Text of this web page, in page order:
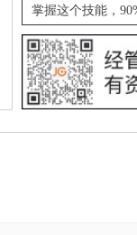
掌握这个技能，